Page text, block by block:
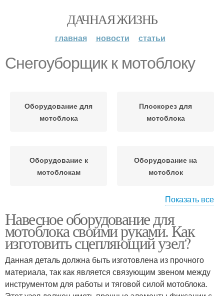
ДАЧНАЯ ЖИЗНЬ
главная новости статьи
Снегоуборщик к мотоблоку
Оборудование для
мотоблока
Плоскорез для
мотоблока
Оборудование к
мотоблокам
Оборудование на
мотоблок
Оборудование для
тяжелых мотоблоков
Насадки для мотоблока
Оборудования на
мотоблок
Показать все
Навесное оборудование для
мотоблока своими руками. Как
изготовить сцепляющий узел?
Данная деталь должна быть изготовлена из прочного
материала, так как является связующим звеном между
инструментом для работы и тяговой силой мотоблока.